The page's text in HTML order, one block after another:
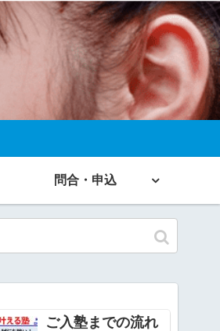
問合・申込
ご入塾までの流れ